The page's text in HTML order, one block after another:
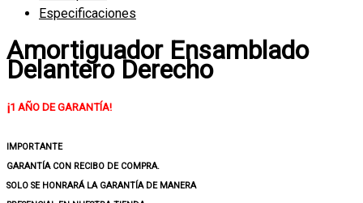
2006-
Delantero
Derecho
Especificaciones
Amortiguador Ensamblado
Delantero Derecho
¡1 AÑO DE GARANTÍA!
IMPORTANTE
GARANTÍA CON RECIBO DE COMPRA.
SOLO SE HONRARÁ LA GARANTÍA DE MANERA